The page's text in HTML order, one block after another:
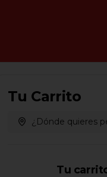
Tu Carrito
¿Dónde quieres
Tu